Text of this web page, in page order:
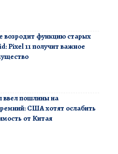
возродит функцию старых
Pixel 11 получит важное
ввел пошлины на
США хотят ослабить
от Китая